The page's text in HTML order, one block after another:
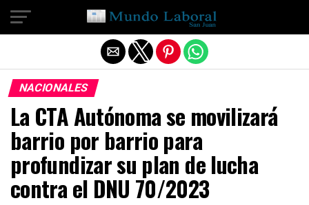
NACIONALES
La CTA Autónoma se movilizará
barrio por barrio para
profundizar su plan de lucha
contra el DNU 70/2023
Salir de la versión móvil